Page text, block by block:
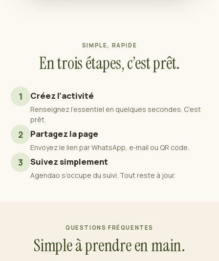
SIMPLE, RAPIDE
En trois étapes, c’est prêt.
1 Créez l’activité
Renseignez l’essentiel en quelques secondes. C’est
prêt.
2 Partagez la page
Envoyez le lien par WhatsApp, e‑mail ou QR code.
3 Suivez simplement
Agendao s’occupe du suivi. Tout reste à jour.
QUESTIONS FRÉQUENTES
Simple à prendre en main.